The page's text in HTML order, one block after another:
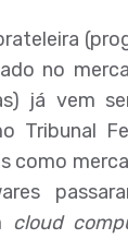
no
já vem
Tribunal
como
cloud